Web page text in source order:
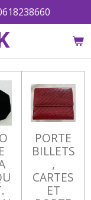
PORTE
BILLETS
,
CARTES
ET